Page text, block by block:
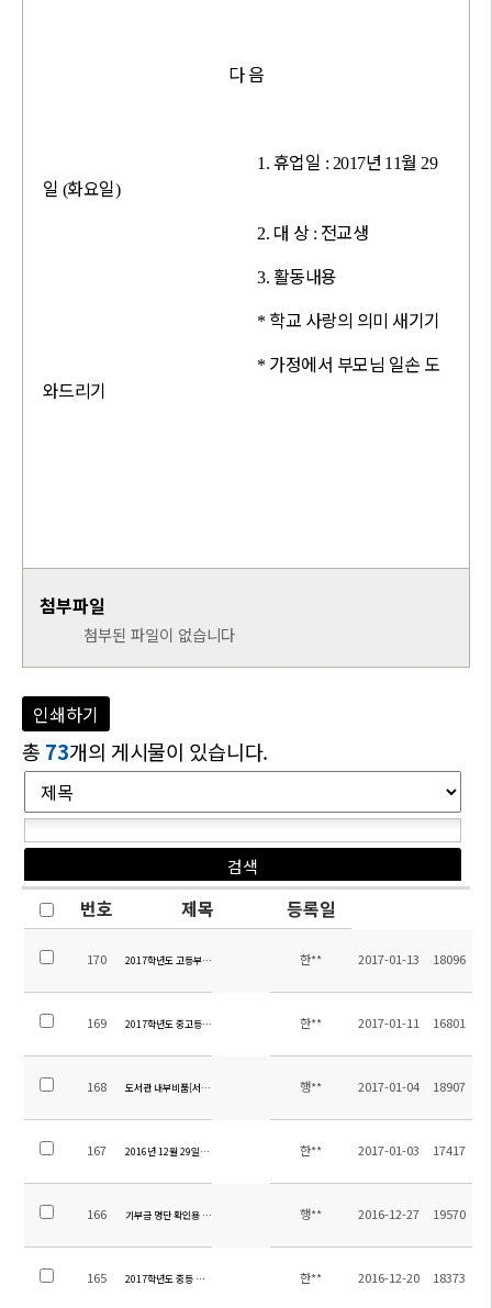
다 음
1. 휴업일 : 2017년 11월29
일 (화요일)
2. 대 상 : 전교생
3. 활동내용
* 학교 사랑의 의미 새기기
* 가정에서 부모님 일손 도
와드리기
첨부파일
첨부된 파일이 없습니다
인쇄하기
총 73개의 게시물이 있습니다.
번호 제목 등록일
170 2017학년도 고등부 10학년 영어과 교재 안내한** 2017-01-13 18096
169 2017학년도 중고등부 교과서 목록 한** 2017-01-11 16801
168 도서관 내부비품[서가 및 열람대] 구입 입찰공고(긴급)
행** 2017-01-04 18907
167 한** 2017-01-03 17417
166 기부금 명단 확인용 공지 행** 2016-12-27 19570
165 2017학년도 중등 수학 강사 채용 공고 한** 2016-12-20 18373